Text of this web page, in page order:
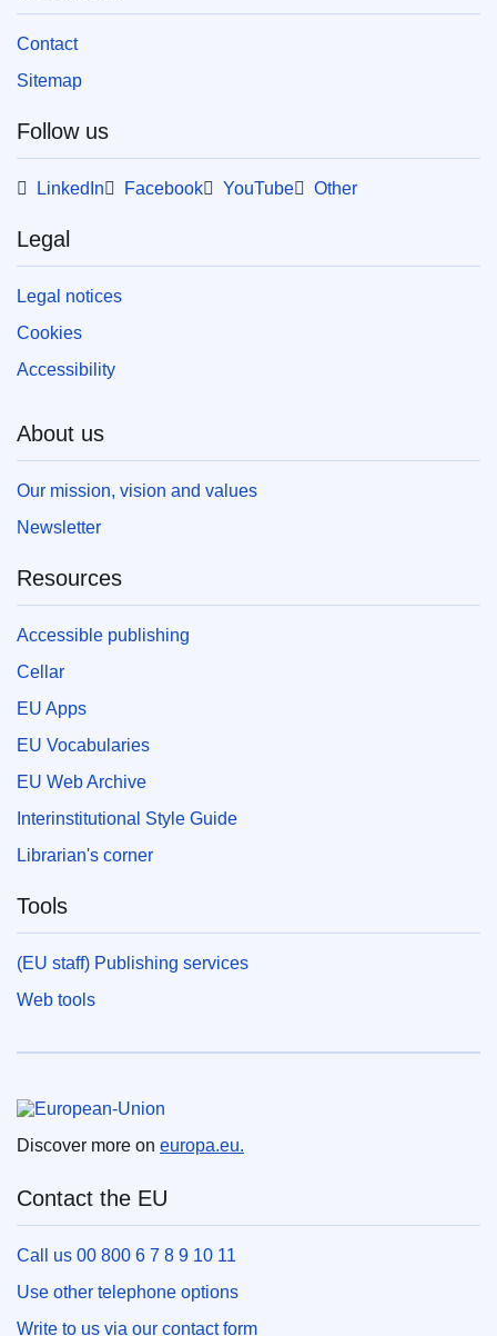
Contact
Sitemap
Follow us
LinkedIn Facebook YouTube Other
Legal
Legal notices
Cookies
Accessibility
About us
Our mission, vision and values
Newsletter
Resources
Accessible publishing
Cellar
EU Apps
EU Vocabularies
EU Web Archive
Interinstitutional Style Guide
Librarian's corner
Tools
(EU staff) Publishing services
Web tools
Discover more on europa.eu.
Contact the EU
Call us 00 800 6 7 8 9 10 11
Use other telephone options
Write to us via our contact form